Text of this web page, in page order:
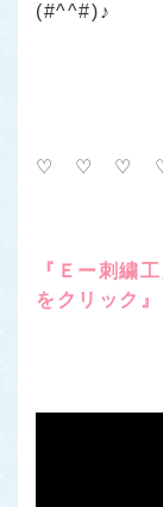
(#^^#)♪
♡ ♡ ♡
『Ｅー刺繍
をクリック』